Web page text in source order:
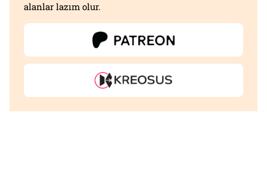
alanlar lazım olur.